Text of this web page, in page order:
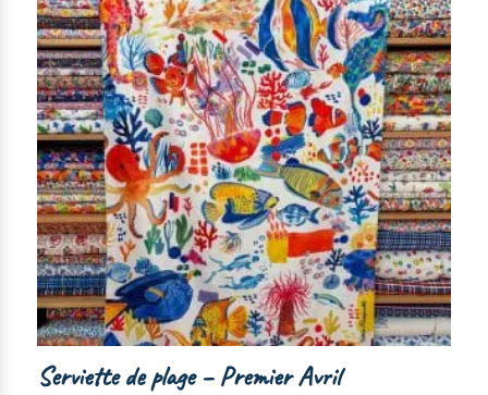
Serviette de plage – Premier Avril